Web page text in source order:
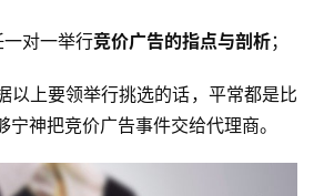
对一举行竞价广告的指点与剖析；
以上要领举行挑选的话，平常都是比
神把竞价广告事件交给代理商。